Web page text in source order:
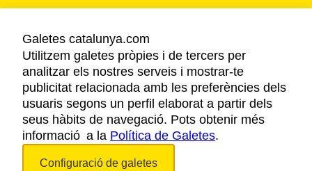
AVÍS LEGAL
POLÍTICA DE PRIVACITAT
COOKIES
ACCESSIBILITAT
Galetes catalunya.com
Utilitzem galetes pròpies i de tercers per
analitzar els nostres serveis i mostrar-te
publicitat relacionada amb les preferències dels
usuaris segons un perfil elaborat a partir dels
seus hàbits de navegació. Pots obtenir més
informació a la Política de Galetes.
Configuració de galetes